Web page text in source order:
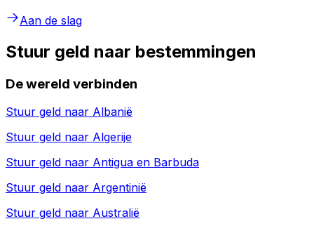
Aan de slag
Stuur geld naar bestemmingen
De wereld verbinden
Stuur geld naar Albanië
Stuur geld naar Algerije
Stuur geld naar Antigua en Barbuda
Stuur geld naar Argentinië
Stuur geld naar Australië